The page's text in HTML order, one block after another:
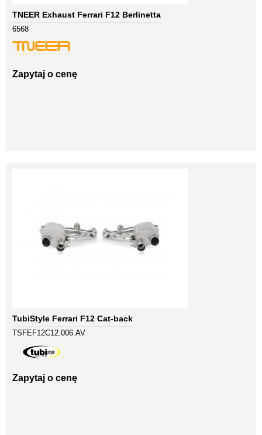
TNEER Exhaust Ferrari F12 Berlinetta
6568
Zapytaj o cenę
TubiStyle Ferrari F12 Cat-back
TSFEF12C12.006.AV
Zapytaj o cenę